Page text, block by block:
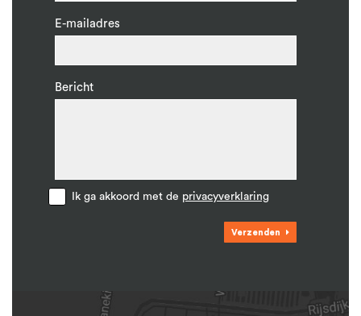
E-mailadres
Bericht
Ik ga akkoord met de privacyverklaring
Verzenden